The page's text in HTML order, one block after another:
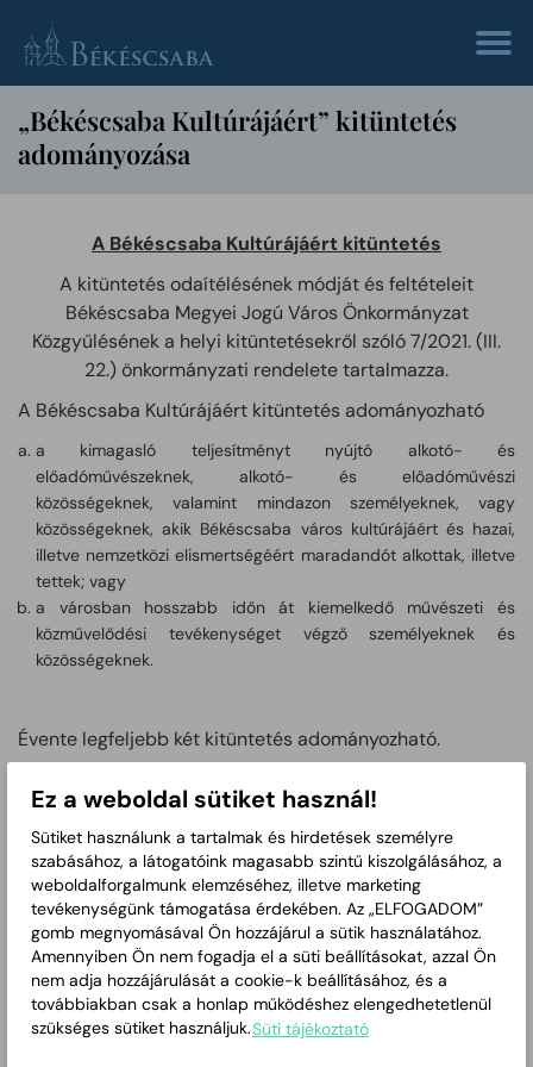
„Békéscsaba Kultúrájáért” kitüntetés
adományozása
A Békéscsaba Kultúrájáért kitüntetés
A kitüntetés odaítélésének módját és feltételeit
Békéscsaba Megyei Jogú Város Önkormányzat
Közgyűlésének a helyi kitüntetésekről szóló 7/2021. (III.
22.) önkormányzati rendelete tartalmazza.
A Békéscsaba Kultúrájáért kitüntetés adományozható
a kimagasló teljesítményt nyújtó alkotó- és
előadóművészeknek, alkotó- és előadóművészi
közösségeknek, valamint mindazon személyeknek, vagy
közösségeknek, akik Békéscsaba város kultúrájáért és hazai,
illetve nemzetközi elismertségéért maradandót alkottak, illetve
tettek; vagy
a városban hosszabb időn át kiemelkedő művészeti és
közművelődési tevékenységet végző személyeknek és
közösségeknek.
Évente legfeljebb két kitüntetés adományozható.
az alpolgármesterek,
az önkormányzati képviselők,
a jegyző,
a város területén működő helyi nemzetiségi önkormányzatok,
a Közgyűlés kulturális ügyekkel foglalkozó bizottságának nem
képviselő tagjai,
a városban működő kulturális, közművelődési és művészeti
intézmények vezetői,
Ez a weboldal sütiket használ!
Sütiket használunk a tartalmak és hirdetések személyre
szabásához, a látogatóink magasabb szintű kiszolgálásához, a
weboldalforgalmunk elemzéséhez, illetve marketing
tevékenységünk támogatása érdekében. Az „ELFOGADOM”
gomb megnyomásával Ön hozzájárul a sütik használatához.
Amennyiben Ön nem fogadja el a süti beállításokat, azzal Ön
nem adja hozzájárulását a cookie-k beállításához, és a
továbbiakban csak a honlap működéshez elengedhetetlenül
szükséges sütiket használjuk.Süti tájékoztató